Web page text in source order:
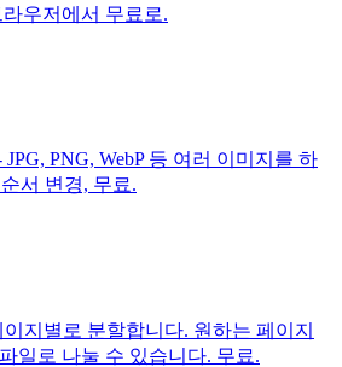
우저에서 무료로.
PNG, WebP 등 여러 이미지를 하
서 변경, 무료.
지별로 분할합니다. 원하는 페이지
일로 나눌 수 있습니다. 무료.